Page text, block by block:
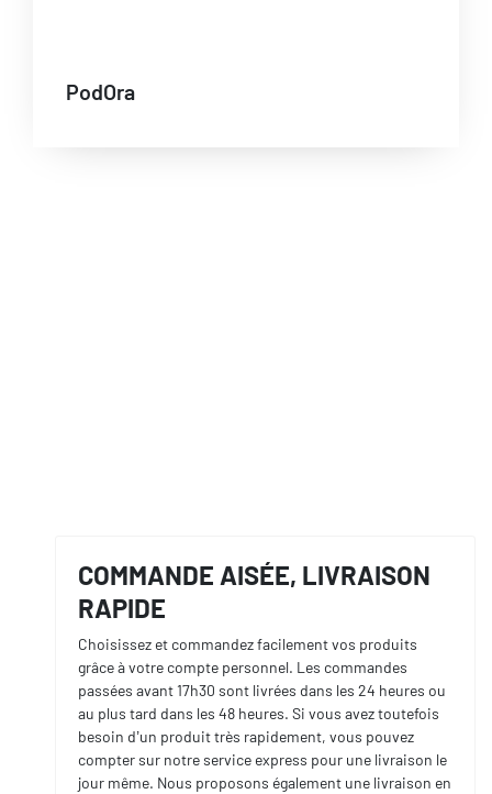
PodOra
COMMANDE AISÉE, LIVRAISON
RAPIDE
Choisissez et commandez facilement vos produits
grâce à votre compte personnel. Les commandes
passées avant 17h30 sont livrées dans les 24 heures ou
au plus tard dans les 48 heures. Si vous avez toutefois
besoin d’un produit très rapidement, vous pouvez
compter sur notre service express pour une livraison le
jour même. Nous proposons également une livraison en